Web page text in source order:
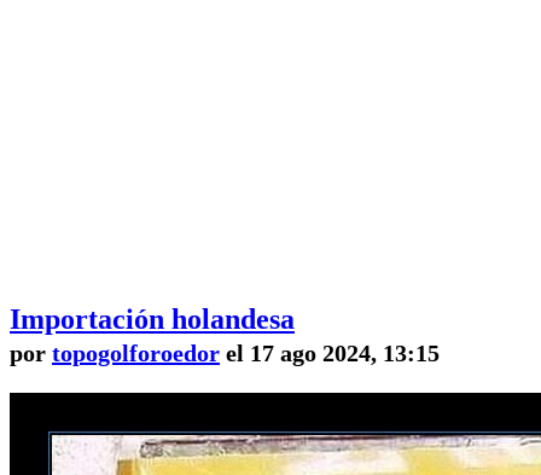
Importación holandesa
por topogolforoedor el 17 ago 2024, 13:15